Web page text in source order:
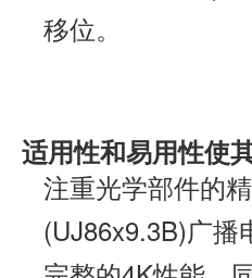
移位。
适用性和易用性使
注重光学部件的
(UJ86x9.3B)广